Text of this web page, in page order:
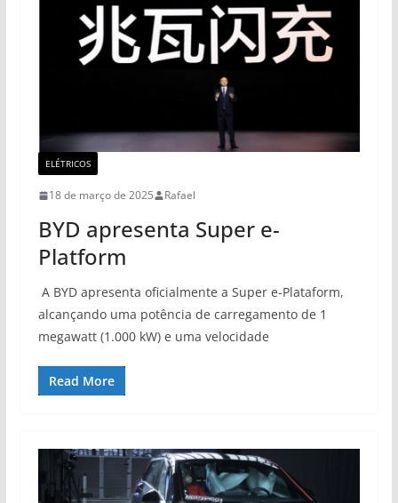
ELÉTRICOS
18 de março de 2025 Rafael
BYD apresenta Super e-
Platform
A BYD apresenta oficialmente a Super e-Plataform,
alcançando uma potência de carregamento de 1
megawatt (1.000 kW) e uma velocidade
Read More